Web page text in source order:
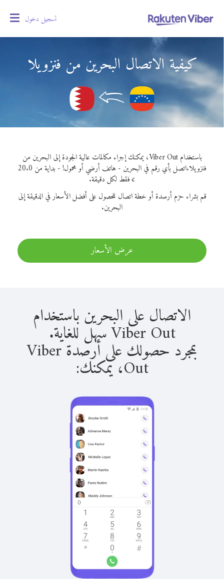
تسجيل دخول
كيفية الاتصال البحرين من فنزويلا
باستخدام Viber Out، يمكنك إجراء مكالمات عالية الجودة إلى البحرين من
فنزويلا.
اتصل بأي رقم في البحرين - هاتف أرضي أو محمول! - بداية من 20.0
¢ فقط لكل دقيقة.
قم بشراء حزم أرصدة أو خطة اتصال للحصول على أفضل الأسعار في الدقيقة إلى
البحرين.
عرض الأسعار
الاتصال على البحرين باستخدام
Viber Out سهل للغاية.
بمجرد حصولك على أرصدة Viber
Out، يمكنك: